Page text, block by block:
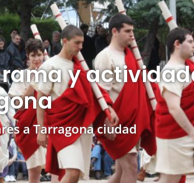
y
a Tarragona ciudad